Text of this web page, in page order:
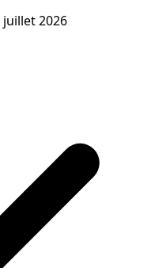
juillet 2026